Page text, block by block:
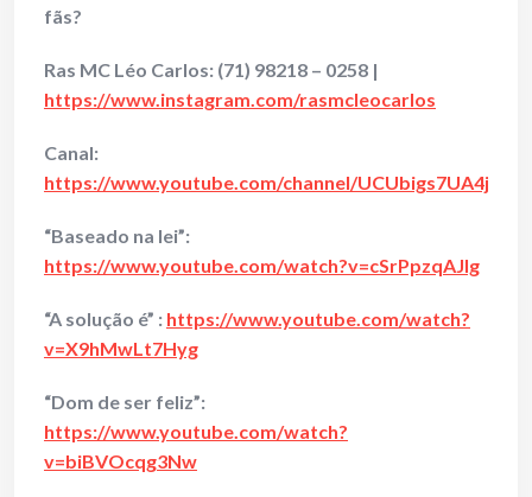
fãs?
Ras MC Léo Carlos: (71) 98218 – 0258 |
https://www.instagram.com/rasmcleocarlos
Canal:
https://www.youtube.com/channel/
“Baseado na lei”:
https://www.youtube.com/watch?v=cSrPpzqAJlg
“A solução é” : https://www.youtube.com/watch?
v=X9hMwLt7Hyg
“Dom de ser feliz”:
https://www.youtube.com/watch?
v=biBVOcqg3Nw